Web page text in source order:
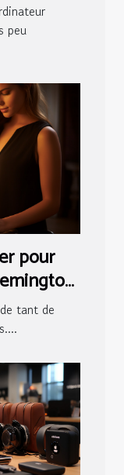
peu
pour
tant de